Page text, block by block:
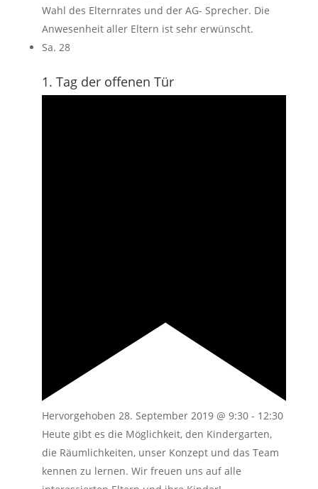
Wahl des Elternrates und der AG- Sprecher. Die
Anwesenheit aller Eltern ist sehr erwünscht.
Sa. 28
1. Tag der offenen Tür
Hervorgehoben 28. September 2019 @ 9:30- 12:30
Heute gibt es die Möglichkeit, den Kindergarten,
die Räumlichkeiten, unser Konzept und das Team
kennen zu lernen. Wir freuen uns auf alle